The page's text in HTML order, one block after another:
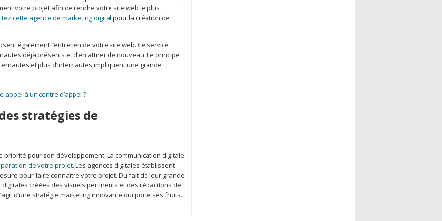
votre projet afin de rendre votre site web le plus
cette agence de marketing digital pour la création de
également l’entretien de votre site web. Ce service
déjà présents et d’en attirer de nouveau. Le principe
et plus d’internautes impliquent une grande
appel à un centre d’appel ?
stratégies de
priorité pour son développement. La communication digitale
de votre projet. Les agences digitales établissent
pour faire connaître votre projet. Du fait de leur grande
créées des visuels pertinents et des rédactions de
d’une stratégie marketing innovante qui porte ses fruits.